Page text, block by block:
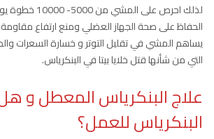
لذلك احرص على
الحفاظ على صحة الجهاز العضلي ومنع ارتفاع
يساهم المشي في تقليل التوتر و خسارة السعرات
التي من شأنها قتل خلايا بيتا في البنكرياس.
علاج البنكرياس المعطل و
البنكرياس للعمل؟